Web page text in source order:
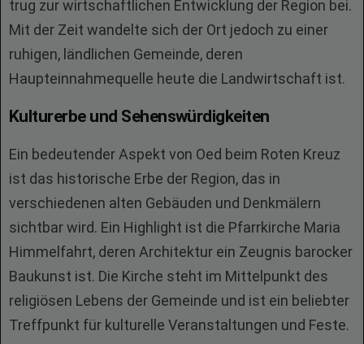
trug zur wirtschaftlichen Entwicklung der Region bei.
Mit der Zeit wandelte sich der Ort jedoch zu einer
ruhigen, ländlichen Gemeinde, deren
Haupteinnahmequelle heute die Landwirtschaft ist.
Kulturerbe und Sehenswürdigkeiten
Ein bedeutender Aspekt von Oed beim Roten Kreuz
ist das historische Erbe der Region, das in
verschiedenen alten Gebäuden und Denkmälern
sichtbar wird. Ein Highlight ist die Pfarrkirche Maria
Himmelfahrt, deren Architektur ein Zeugnis barocker
Baukunst ist. Die Kirche steht im Mittelpunkt des
religiösen Lebens der Gemeinde und ist ein beliebter
Treffpunkt für kulturelle Veranstaltungen und Feste.